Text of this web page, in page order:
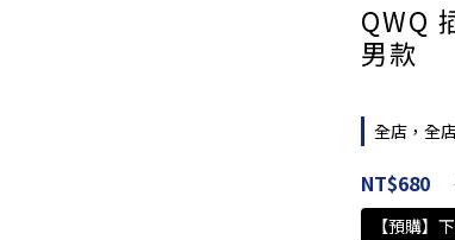
QWQ
男款
全店，全
NT$680
【預購】